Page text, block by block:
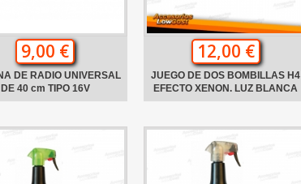
9,00 €
DE RADIO UNIVERSAL
DE 40 cm TIPO 16V
12,00 €
JUEGO DE DOS BOMBILLAS H4
EFECTO XENON. LUZ BLANCA